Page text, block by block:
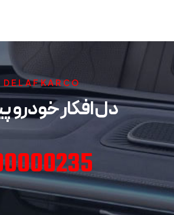
DELAFKARCO
دل افکار خودرو